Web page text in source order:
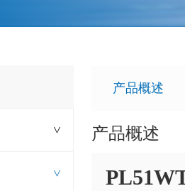
>
>
产品概述
产品概述